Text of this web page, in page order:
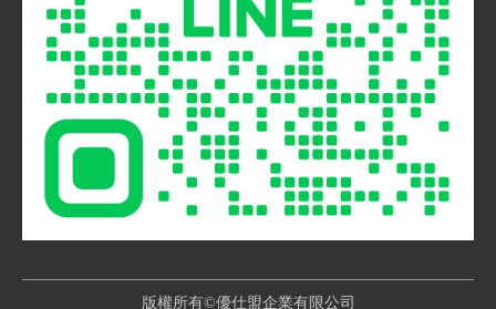
版權所有©優仕盟企業有限公司